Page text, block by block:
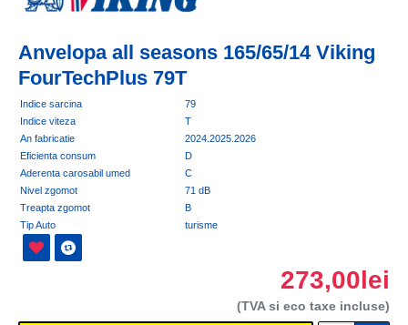
Anvelopa all seasons 165/65/14 Viking
FourTechPlus 79T
Indice sarcina
79
Indice viteza
T
An fabricatie
2024.2025.2026
Eficienta consum
D
Aderenta carosabil umed
C
Nivel zgomot
71 dB
Treapta zgomot
B
Tip Auto
turisme
273,00lei
(TVA si eco taxe incluse)